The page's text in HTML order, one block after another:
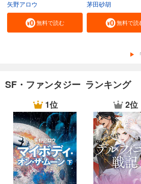
矢野アロウ
無料で読む
茅田砂胡
無料で読
SF・ファンタジー ランキング
1位 2位